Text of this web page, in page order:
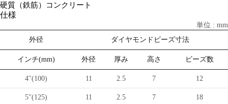
硬質（鉄筋）コンクリート
仕様
単位 : mm
外径
ダイヤモンドビーズ寸法
インチ(mm) 外径 厚み 高さ ビーズ数
4"(100) 11 2.5 7 12
5"(125) 11 2.5 7 18